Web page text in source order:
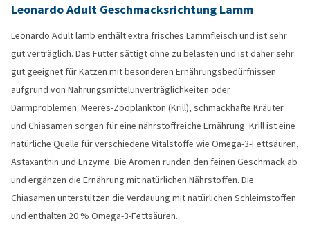
Leonardo Adult Geschmacksrichtung Lamm
Leonardo Adult lamb enthält extra frisches Lammfleisch und ist sehr
gut verträglich. Das Futter sättigt ohne zu belasten und ist daher sehr
gut geeignet für Katzen mit besonderen Ernährungsbedürfnissen
aufgrund von Nahrungsmittelunverträglichkeiten oder
Darmproblemen. Meeres-Zooplankton (Krill), schmackhafte Kräuter
und Chiasamen sorgen für eine nährstoffreiche Ernährung. Krill ist eine
natürliche Quelle für verschiedene Vitalstoffe wie Omega-3-Fettsäuren,
Astaxanthin und Enzyme. Die Aromen runden den feinen Geschmack ab
und ergänzen die Ernährung mit natürlichen Nährstoffen. Die
Chiasamen unterstützen die Verdauung mit natürlichen Schleimstoffen
und enthalten 20 % Omega-3-Fettsäuren.